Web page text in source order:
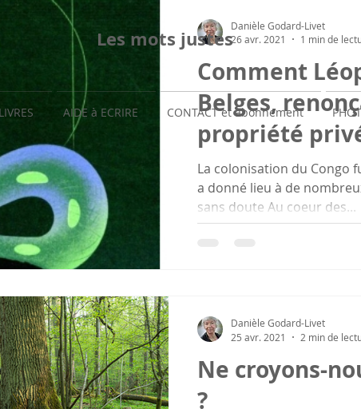
Les mots justes
LIVRES AIDE à ECRIRE CONTACT et abonnement
Comment
Belges,
propriété
La colonisation du Congo
a donné lieu à de
sans doute Au coeur des...
Danièle Godard-Livet
26 avr. 2021
1 min de
Ne croyons-
?
Danièle Godard-Livet
25 avr. 2021
2 min de